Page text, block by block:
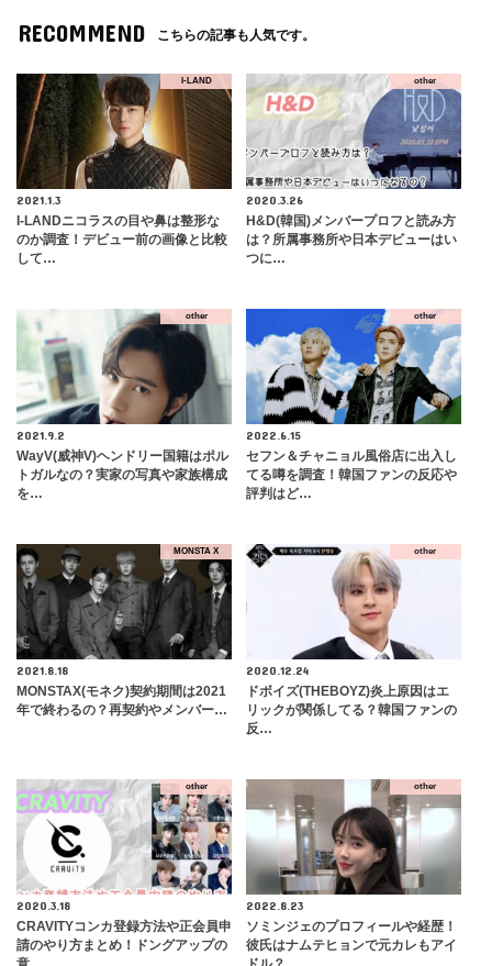
RECOMMEND こちらの記事も人気です。
I-LAND
2021.1.3
I-LANDニコラスの目や鼻は整形な
のか調査！デビュー前の画像と比較
して…
other
2020.3.26
H&D(韓国)メンバープロフと読み方
は？所属事務所や日本デビューはい
つに…
other
2021.9.2
WayV(威神V)ヘンドリー国籍はポル
トガルなの？実家の写真や家族構成
を…
other
2022.6.15
セフン＆チャニョル風俗店に出入し
てる噂を調査！韓国ファンの反応や
評判はど…
MONSTA X
2021.8.18
MONSTAX(モネク)契約期間は2021
年で終わるの？再契約やメンバー…
other
2020.12.24
ドボイズ(THEBOYZ)炎上原因はエ
リックが関係してる？韓国ファンの
反…
other
2020.3.18
CRAVITYコンカ登録方法や正会員申
請のやり方まとめ！ドングアップの
other
2022.8.23
ソミンジェのプロフィールや経歴！
彼氏はナムテヒョンで元カレもアイ